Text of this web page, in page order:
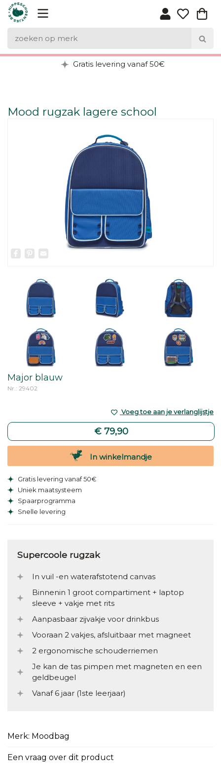
Gratis levering vanaf 50€
Mood rugzak lagere school
Facebook
Pinterest
Major blauw
Nr.: 29402
€ 79,90
Voeg toe aan je verlanglijstje
In winkelmandje
Gratis levering vanaf 50€
Uniek maatsysteem
Spaarprogramma
Snelle levering
Supercoole rugzak
In vuil -en waterafstotend canvas
Binnenin 1 groot compartiment + laptop
sleeve + vakje met rits
Aanpasbaar zijvakje voor drinkbus
Vooraan 2 vakjes, afsluitbaar met magneet
2 ergonomische schouderriemen
Je kan de tas pimpen met magneten en een
geldbeugel
Vanaf 6 jaar (1ste leerjaar)
Merk: Moodbag
Een vraag over dit product